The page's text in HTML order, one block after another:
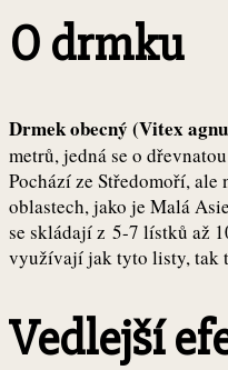
O drmku
Drmek obecný (Vitex
metrů, jedná se o
Pochází ze Středomoří,
oblastech, jako je Malá
se skládají z 5-7 lístků až
využívají jak tyto listy, tak
Vedlejší